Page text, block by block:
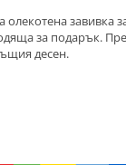
олекотена завивка
за подарък.
десен.